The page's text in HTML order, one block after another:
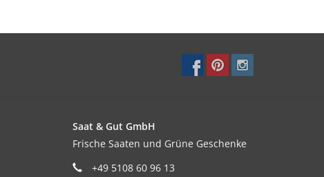
Saat & Gut GmbH
Frische Saaten und Grüne Geschenke
+49 5108 60 96 13